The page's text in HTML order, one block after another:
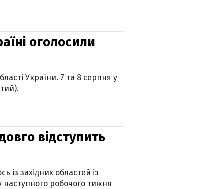
оголосили
України. 7 та 8 серпня у
відступить
із західних областей із
робочого тижня